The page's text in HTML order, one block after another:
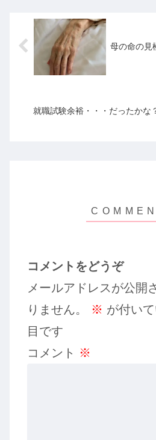
母の命の見
就職試験余裕・・・だったかな
コメントをどうぞ
メールアドレスが公開
りません。
※ が付い
目です
コメント ※